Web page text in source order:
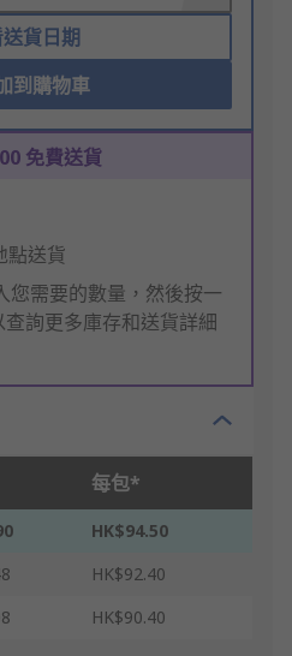
貨日期
到購物車
免費送貨
點送貨
需要的數量，然後按一
詢更多庫存和送貨詳細
每包*
HK$94.50
HK$92.40
HK$90.40